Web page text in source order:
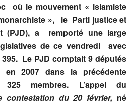
où le mouvement « islamiste
», le Parti justice et
(PJD), a remporté une large
de ce vendredi avec
Le PJD comptait 9 députés
2007 dans la précédente
membres. L’appel du
contestation du 20 février, né